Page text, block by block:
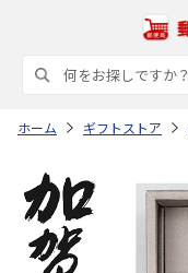
ホーム ギフトストア